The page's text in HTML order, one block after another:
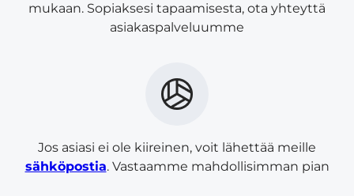
mukaan. Sopiaksesi tapaamisesta, ota yhteyttä
asiakaspalveluumme
Jos asiasi ei ole kiireinen, voit lähettää meille
sähköpostia. Vastaamme mahdollisimman pian